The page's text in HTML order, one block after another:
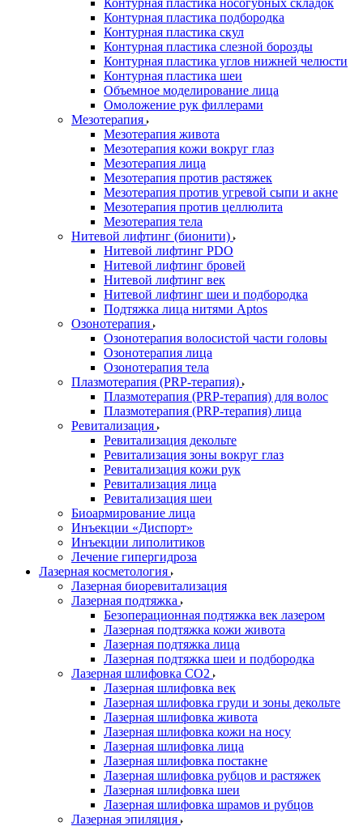
Контурная пластика носогубных складок
Контурная пластика подбородка
Контурная пластика скул
Контурная пластика слезной борозды
Контурная пластика углов нижней челюсти
Контурная пластика шеи
Объемное моделирование лица
Омоложение рук филлерами
Мезотерапия
Мезотерапия живота
Мезотерапия кожи вокруг глаз
Мезотерапия лица
Мезотерапия против растяжек
Мезотерапия против угревой сыпи и акне
Мезотерапия против целлюлита
Мезотерапия тела
Нитевой лифтинг (бионити)
Нитевой лифтинг PDO
Нитевой лифтинг бровей
Нитевой лифтинг век
Нитевой лифтинг шеи и подбородка
Подтяжка лица нитями Aptos
Озонотерапия
Озонотерапия волосистой части головы
Озонотерапия лица
Озонотерапия тела
Плазмотерапия (PRP-терапия)
Плазмотерапия (PRP-терапия) для волос
Плазмотерапия (PRP-терапия) лица
Ревитализация
Ревитализация декольте
Ревитализация зоны вокруг глаз
Ревитализация кожи рук
Ревитализация лица
Ревитализация шеи
Биоармирование лица
Инъекции «Диспорт»
Инъекции липолитиков
Лечение гипергидроза
Лазерная косметология
Лазерная биоревитализация
Лазерная подтяжка
Безоперационная подтяжка век лазером
Лазерная подтяжка кожи живота
Лазерная подтяжка лица
Лазерная подтяжка шеи и подбородка
Лазерная шлифовка CO2
Лазерная шлифовка век
Лазерная шлифовка груди и зоны декольте
Лазерная шлифовка живота
Лазерная шлифовка кожи на носу
Лазерная шлифовка лица
Лазерная шлифовка постакне
Лазерная шлифовка рубцов и растяжек
Лазерная шлифовка шеи
Лазерная шлифовка шрамов и рубцов
Лазерная эпиляция